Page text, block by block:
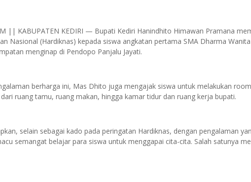
|| KABUPATEN KEDIRI — Bupati Kediri Hanindhito Himawan Pramana
Nasional (Hardiknas) kepada siswa angkatan pertama SMA Dharma
menginap di Pendopo Panjalu Jayati.
berharga ini, Mas Dhito juga mengajak siswa untuk melakukan
ruang tamu, ruang makan, hingga kamar tidur dan ruang kerja bupati.
selain sebagai kado pada peringatan Hardiknas, dengan pengalaman
semangat belajar para siswa untuk menggapai cita-cita. Salah satunya